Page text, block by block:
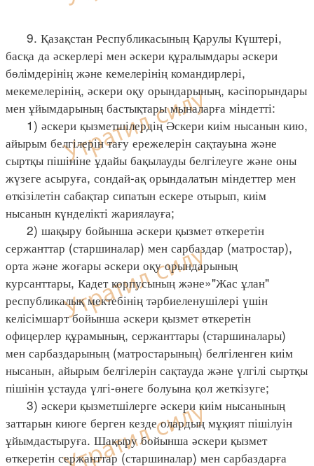
9. Қазақстан Республикасының Қарулы Күштері,
басқа да әскерлері мен әскери құралымдары әскери
бөлімдерінің және кемелерінің командирлері,
мекемелерінің, әскери оқу орындарының, кәсіпорындары
мен ұйымдарының бастықтары мыналарға міндетті:
1) әскери қызметшілердің Әскери киім нысанын кию,
айырым белгілерін тағу ережелерін сақтауына және
сыртқы пішініне ұдайы бақылауды белгілеуге және оны
жүзеге асыруға, сондай-ақ орындалатын міндеттер мен
өткізілетін сабақтар сипатын ескере отырып, киім
нысанын күнделікті жариялауға;
2) шақыру бойынша әскери қызмет өткеретін
сержанттар (старшиналар) мен сарбаздар (матростар),
орта және жоғары әскери оқу орындарының
курсанттары, Кадет корпусының және»"Жас ұлан"
республикалық мектебінің тәрбиеленушілері үшін
келісімшарт бойынша әскери қызмет өткеретін
офицерлер құрамының, сержанттары (старшиналары)
мен сарбаздарының (матростарының) белгіленген киім
нысанын, айырым белгілерін сақтауда және үлгілі сыртқы
пішінін ұстауда үлгі-өнеге болуына қол жеткізуге;
3) әскери қызметшілерге әскери киім нысанының
заттарын киюге берген кезде олардың мұқият пішілуін
ұйымдастыруға. Шақыру бойынша әскери қызмет
өткеретін сержанттар (старшиналар) мен сарбаздарға